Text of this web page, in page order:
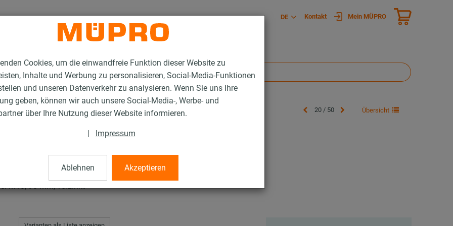
Cookies, um die einwandfreie Funktion dieser Website zu
Inhalte und Werbung zu personalisieren, Social-Media-Funktionen
und unseren Datenverkehr zu analysieren. Wenn Sie uns Ihre
geben, können wir auch unsere Social-Media-, Werbe- und
über Ihre Nutzung dieser Website informieren.
| Impressum
Ablehnen Akzeptieren
DE Kontakt Mein MÜPRO
Typ C 20 / 50 Übersicht
C
M10, 90 mm, verzinkt